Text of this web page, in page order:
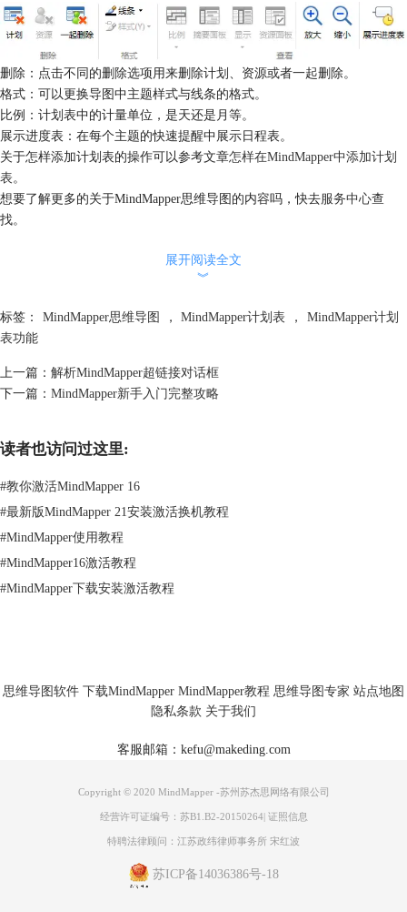
删除：点击不同的删除选项用来删除计划、资源或者一起删除。
格式：可以更换导图中主题样式与线条的格式。
比例：计划表中的计量单位，是天还是月等。
展示进度表：在每个主题的快速提醒中展示日程表。
关于怎样添加计划表的操作可以参考文章怎样在MindMapper中添加计划
表。
想要了解更多的关于MindMapper思维导图的内容吗，快去服务中心查
找。
展开阅读全文
︾
标签： MindMapper思维导图 ， MindMapper计划表 ，
MindMapper计划
表功能
上一篇： 解析MindMapper超链接对话框
下一篇： MindMapper新手入门完整攻略
读者也访问过这里:
#教你激活MindMapper 16
#最新版MindMapper 21安装激活换机教程
#MindMapper使用教程
#MindMapper16激活教程
#MindMapper下载安装激活教程
思维导图软件 下载MindMapper MindMapper教程 思维导图专家 站点地图
隐私条款 关于我们
客服邮箱：kefu@makeding.com
Copyright © 2020 MindMapper -苏州苏杰思网络有限公司
经营许可证编号：苏B1.B2-20150264| 证照信息
特聘法律顾问：江苏政纬律师事务所 宋红波
苏ICP备14036386号-18